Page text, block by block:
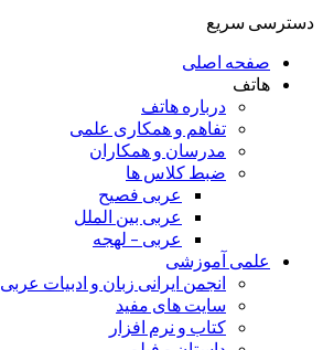
دسترسی سریع
صفحه اصلی
هاتف
درباره هاتف
تفاهم و همکاری علمی
مدرسان و همکاران
ضبط کلاس ها
عربی فصیح
عربی بین الملل
عربی – لهجه
علمی آموزشی
انجمن ایرانی زبان و ادبیات عربی
سایت های مفید
کتاب و نرم افزار